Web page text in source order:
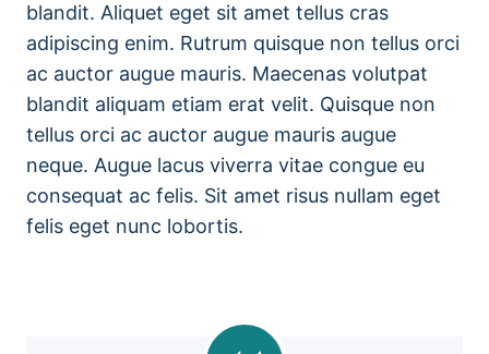
blandit. Aliquet eget sit amet tellus cras
adipiscing enim. Rutrum quisque non tellus orci
ac auctor augue mauris. Maecenas volutpat
blandit aliquam etiam erat velit. Quisque non
tellus orci ac auctor augue mauris augue
neque. Augue lacus viverra vitae congue eu
consequat ac felis. Sit amet risus nullam eget
felis eget nunc lobortis.